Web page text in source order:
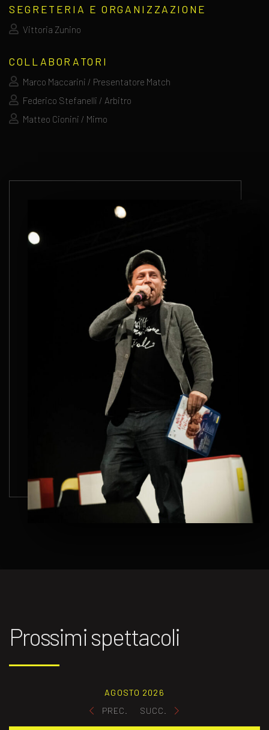
SEGRETERIA E ORGANIZZAZIONE
Vittoria Zunino
COLLABORATORI
Marco Maccarini / Presentatore Match
Federico Stefanelli / Arbitro
Matteo Cionini / Mimo
Prossimi spettacoli
PREC.
AGOSTO 2026
SUCC.